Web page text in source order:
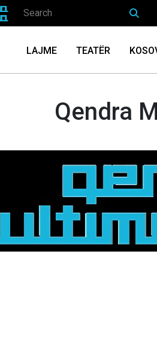
LAJME TEATËR
Qendra